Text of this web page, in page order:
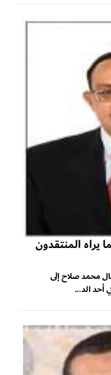
يراه المنتقدون
محمد صلاح إلى
أحد الد...